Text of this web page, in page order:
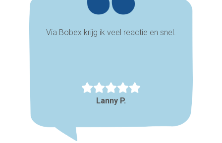
Via Bobex krijg ik veel reactie en snel.
Lanny P.